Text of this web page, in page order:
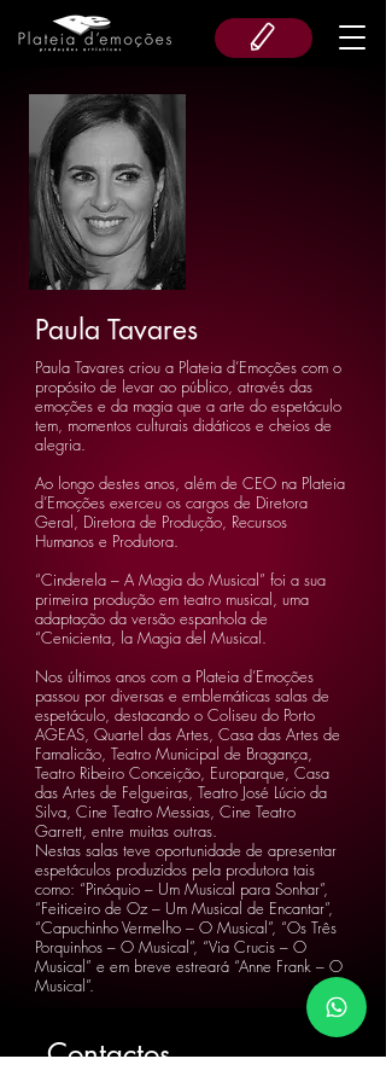
Paula Tavares
Paula Tavares criou a Plateia d’Emoções com o
propósito de levar ao público, através das
emoções e da magia que a arte do espetáculo
tem, momentos culturais didáticos e cheios de
alegria.
Ao longo destes anos, além de CEO na Plateia
d’Emoções exerceu os cargos de Diretora
Geral, Diretora de Produção, Recursos
Humanos e Produtora.
“Cinderela – A Magia do Musical” foi a sua
primeira produção em teatro musical, uma
adaptação da versão espanhola de
“Cenicienta, la Magia del Musical.
Nos últimos anos com a Plateia d’Emoções
passou por diversas e emblemáticas salas de
espetáculo, destacando o Coliseu do Porto
AGEAS, Quartel das Artes, Casa das Artes de
Famalicão, Teatro Municipal de Bragança,
Teatro Ribeiro Conceição, Europarque, Casa
das Artes de Felgueiras, Teatro José Lúcio da
Silva, Cine Teatro Messias, Cine Teatro
Garrett, entre muitas outras.
Nestas salas teve oportunidade de apresentar
espetáculos produzidos pela produtora tais
como: “Pinóquio – Um Musical para Sonhar”,
“Feiticeiro de Oz – Um Musical de Encantar”,
“Capuchinho Vermelho – O Musical”, “Os Três
Porquinhos – O Musical”, “Via Crucis – O
Musical” e em breve estreará “Anne Frank – O
Musical”.
Contactos